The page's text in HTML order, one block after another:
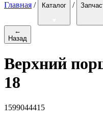
Главная / Каталог /
←
Назад
Верхний
18
1599044415